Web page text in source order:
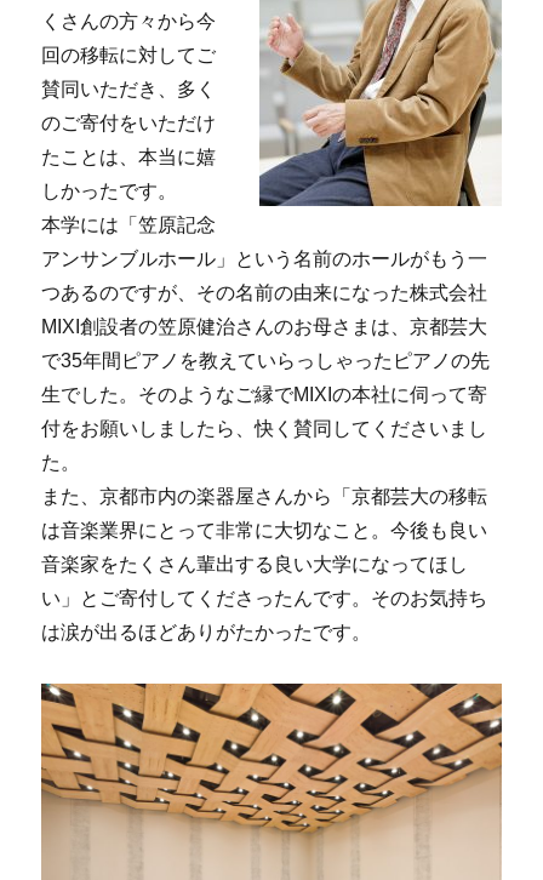
くさんの方々から今
回の移転に対してご
賛同いただき、多く
のご寄付をいただけ
たことは、本当に嬉
しかったです。
本学には「笠原記念
アンサンブルホール」という名前のホールがもう一
つあるのですが、その名前の由来になった株式会社
MIXI創設者の笠原健治さんのお母さまは、京都芸大
で35年間ピアノを教えていらっしゃったピアノの先
生でした。そのようなご縁でMIXIの本社に伺って寄
付をお願いしましたら、快く賛同してくださいまし
た。
また、京都市内の楽器屋さんから「京都芸大の移転
は音楽業界にとって非常に大切なこと。今後も良い
音楽家をたくさん輩出する良い大学になってほし
い」とご寄付してくださったんです。そのお気持ち
は涙が出るほどありがたかったです。